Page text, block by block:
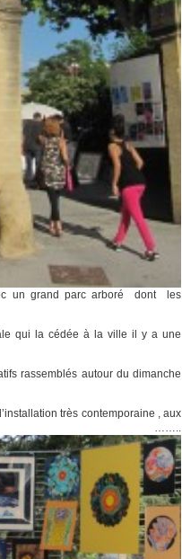
un grand parc arboré dont les
qui la cédée à la ville il y a une
rassemblés autour du dimanche
très contemporaine , aux
……..